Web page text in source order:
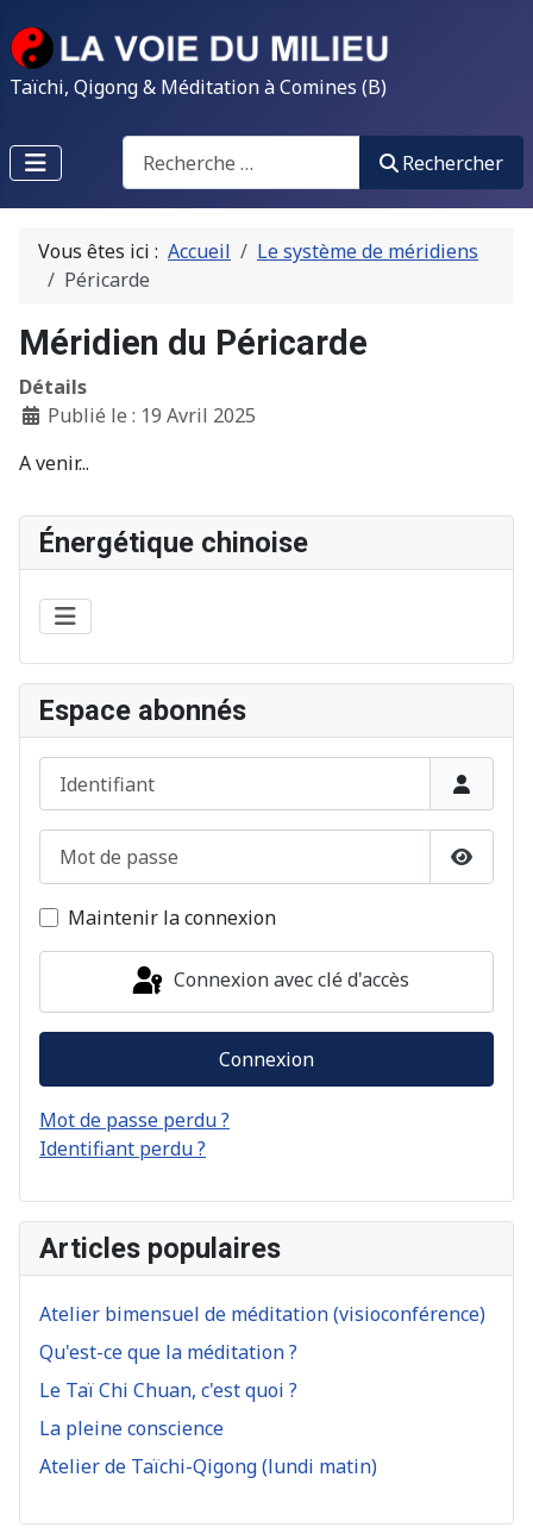
Taïchi, Qigong & Méditation à Comines (B)
Search
Rechercher
Vous êtes ici : Accueil
Le système de méridiens
Péricarde
Méridien du Péricarde
Détails
Publié le : 19 Avril 2025
A venir...
Énergétique chinoise
Espace abonnés
Identifiant
Maintenir la connexion
Connexion avec clé d'accès
Connexion
Mot de passe perdu ?
Identifiant perdu ?
Articles populaires
Atelier bimensuel de méditation (visioconférence)
Qu'est-ce que la méditation ?
Le Taï Chi Chuan, c'est quoi ?
La pleine conscience
Atelier de Taïchi-Qigong (lundi matin)